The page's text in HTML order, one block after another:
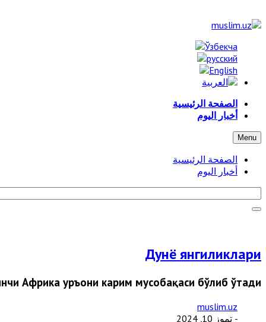
الصفحة الرئيسية
أخبار اليوم
Menu
الصفحة الرئيسية
أخبار اليوم
Дунё янгиликлари
Aфрика Қуръони карим мусобақаси бўлиб ўтади
muslim.uz
- تموز 10, 2024